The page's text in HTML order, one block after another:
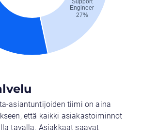
asiantuntijoiden tiimi on aina
että kaikki asiakastoiminnot
tavalla. Asiakkaat saavat